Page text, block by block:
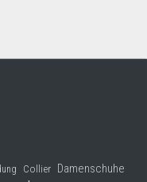
Collier Damenschuhe